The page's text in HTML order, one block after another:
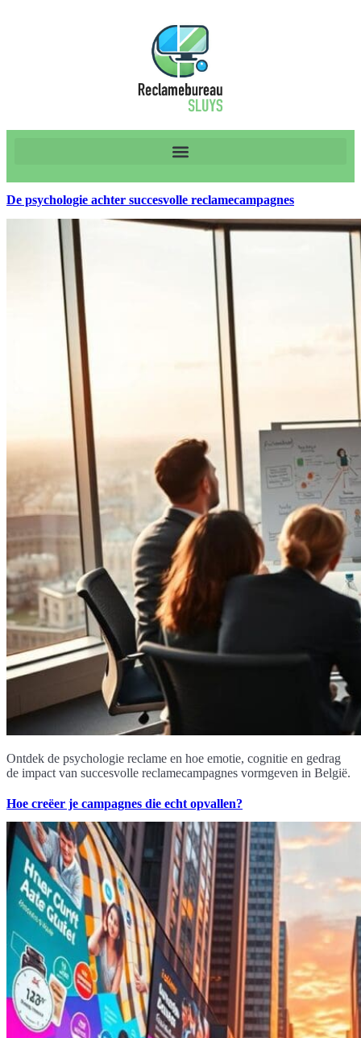
De psychologie achter succesvolle reclamecampagnes
Ontdek de psychologie reclame en hoe emotie, cognitie en gedrag
de impact van succesvolle reclamecampagnes vormgeven in België.
Hoe creëer je campagnes die echt opvallen?